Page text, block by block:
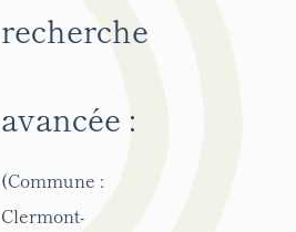
recherche
avancée :
(Commune :
Clermont-